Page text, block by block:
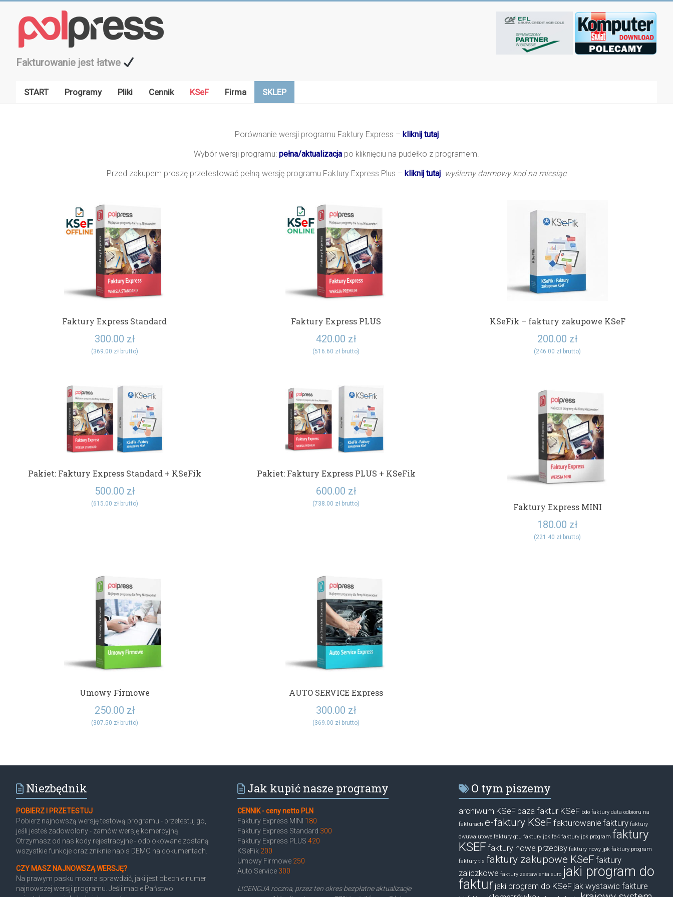
treści
Fakturowanie jest łatwe
START Programy Pliki Cennik KSeF Firma SKLEP
Porównanie wersji programu Faktury Express – kliknij tutaj
Wybór wersji programu: pełna/aktualizacja po kliknięciu na pudełko z programem.
Przed zakupem proszę przetestować pełną wersję programu Faktury Express Plus – kliknij tutaj wyślemy darmowy kod na miesiąc
Faktury Express Standard
300.00 zł
(369.00 złbrutto)
Faktury Express PLUS
420.00 zł
(516.60 zł brutto)
KSeFik – faktury zakupowe KSeF
200.00 zł
(246.00 zł brutto)
Pakiet: Faktury Express Standard + KSeFik
500.00 zł
(615.00 złbrutto)
Pakiet: Faktury Express PLUS + KSeFik
600.00 zł
(738.00 zł brutto) Faktury Express MINI
180.00 zł
(221.40 zł brutto)
Umowy Firmowe
250.00 zł
(307.50 złbrutto)
AUTO SERVICE Express
300.00 zł
(369.00 zł brutto)
Niezbędnik
POBIERZ I PRZETESTUJ
Pobierz najnowszą wersję testową programu - przetestuj go,
jeśli jesteś zadowolony - zamów wersję komercyjną.
Otrzymasz od nas kody rejestracyjne - odblokowane zostaną
wszystkie funkcje oraz zniknie napis DEMO na dokumentach.
CZY MASZ NAJNOWSZĄ WERSJĘ?
Na prawym pasku można sprawdzić, jaki jest obecnie numer
najnowszej wersji programu. Jeśli macie Państwo
Jak kupić nasze programy
CENNIK - ceny netto PLN
Faktury Express MINI 180
Faktury Express Standard 300
Faktury Express PLUS420
KSeFik 200
Umowy Firmowe 250
Auto Service 300
LICENCJA roczna, przez ten okres bezpłatne aktualizacje
O tym piszemy
archiwum KSeF baza faktur KSeF bdo faktury data odbioru na
fakturach e-faktury KSeF fakturowanie faktury faktury
dwuwalutowe faktury gtu faktury jpk fa4 faktury jpk program faktury
KSEFfaktury nowe przepisy faktury nowy jpk faktury program
faktury tls faktury zakupowe KSeF faktury
zaliczkowe faktury zestawienia euro jaki program do
faktur jaki program do KSeF jak wystawic fakture